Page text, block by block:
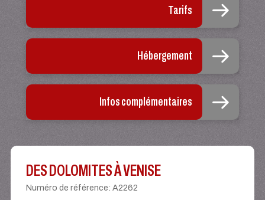
Tarifs
Hébergement
Infos complémentaires
DES DOLOMITES À VENISE
Numéro de référence:A2262